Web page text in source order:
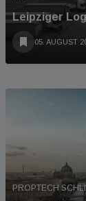
Leipziger
05. AUGUST
PROPTECH